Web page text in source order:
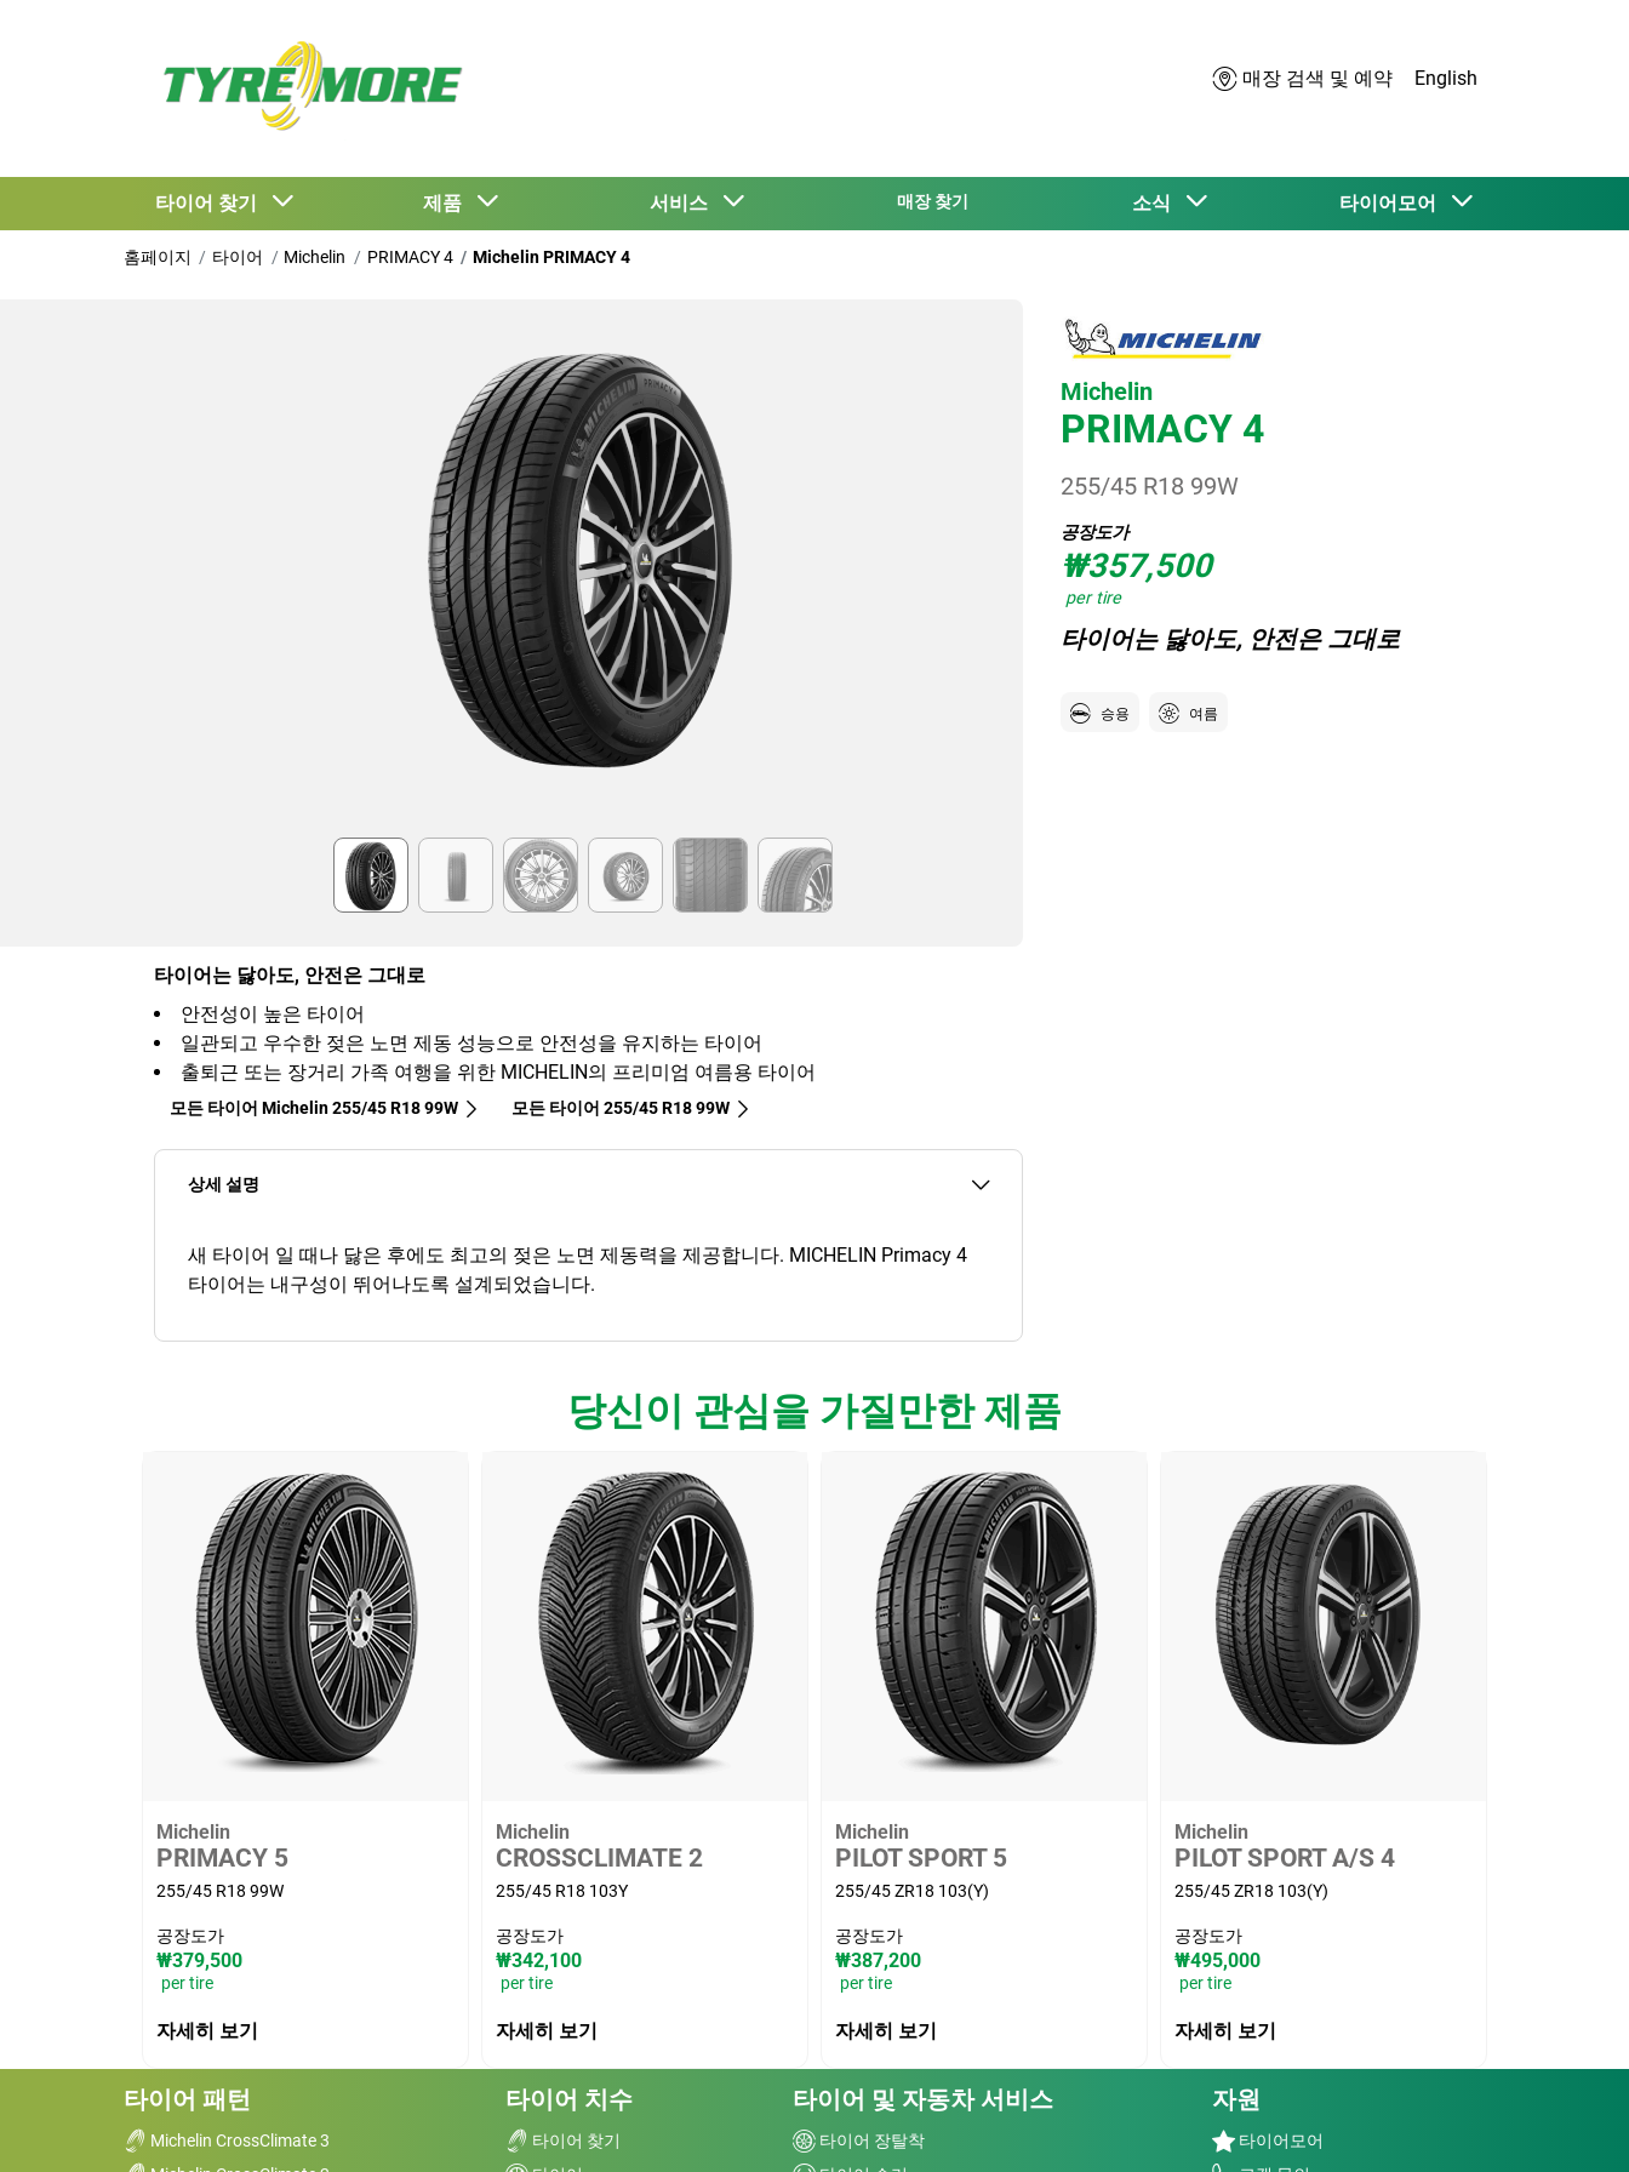
매장 검색 및 예약 English
타이어 찾기 제품 서비스 매장 찾기 소식 타이어모어
홈페이지 타이어 Michelin PRIMACY 4 Michelin PRIMACY 4
타이어는 닳아도, 안전은 그대로
안전성이 높은 타이어
일관되고 우수한 젖은 노면 제동 성능으로 안전성을 유지하는 타이어
출퇴근 또는 장거리 가족 여행을 위한 MICHELIN의 프리미엄 여름용 타이어
모든 타이어 Michelin 255/45 R18 99W 모든 타이어‎ 255/45 R18 99W
상세 설명
새 타이어 일 때나 닳은 후에도 최고의 젖은 노면 제동력을 제공합니다. MICHELIN Primacy 4
타이어는 내구성이 뛰어나도록 설계되었습니다.
Michelin
PRIMACY 4
255/45 R18 99W
공장도가
₩357,500
per tire
타이어는 닳아도, 안전은 그대로
승용 여름
당신이 관심을 가질만한 제품
Michelin
PRIMACY 5
255/45 R18 99W
공장도가
₩379,500
per tire
자세히 보기
Michelin
CROSSCLIMATE 2
255/45 R18 103Y
공장도가
₩342,100
per tire
자세히 보기
Michelin
PILOT SPORT 5
255/45 ZR18 103(Y)
공장도가
₩387,200
per tire
자세히 보기
Michelin
PILOT SPORT A/S 4
255/45 ZR18 103(Y)
공장도가
₩495,000
per tire
자세히 보기
타이어 패턴
Michelin CrossClimate 3
타이어 치수
타이어 찾기
타이어 및 자동차 서비스
타이어 장탈착
자원
타이어모어